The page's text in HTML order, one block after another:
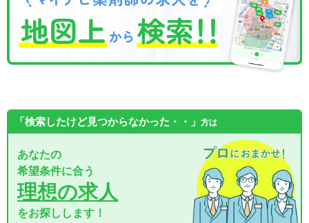
「検索したけど見つからなかった・・」 方は
あなたの
希望条件に合う
理想の求人
をお探しします！